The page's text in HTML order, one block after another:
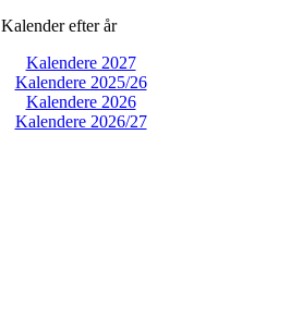
Kalender efter år
Kalendere 2027
Kalendere 2025/26
Kalendere 2026
Kalendere 2026/27